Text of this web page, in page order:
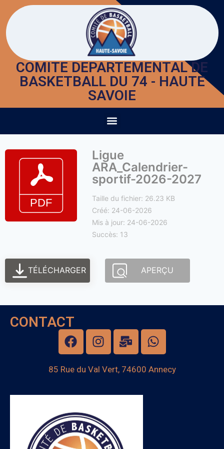
COMITE DEPARTEMENTAL DE
BASKETBALL DU 74 - HAUTE
SAVOIE
Ligue
ARA_Calendrier-
sportif-2026-2027
Taille du fichier: 26.23 KB
Créé: 24-06-2026
Mis à jour: 24-06-2026
Succès: 13
TÉLÉCHARGER APERÇU
CONTACT
85 Rue du Val Vert, 74600 Annecy